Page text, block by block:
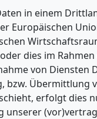
in einem
Europäischen
dies im
von Diensten
bzw. Übermittlung
erfolgt dies
unserer